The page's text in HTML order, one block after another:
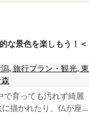
な景色を楽しもう！＜
, 旅行プラン・観光, 東
で育っても汚れず綺麗
描かれたり、仏が座...